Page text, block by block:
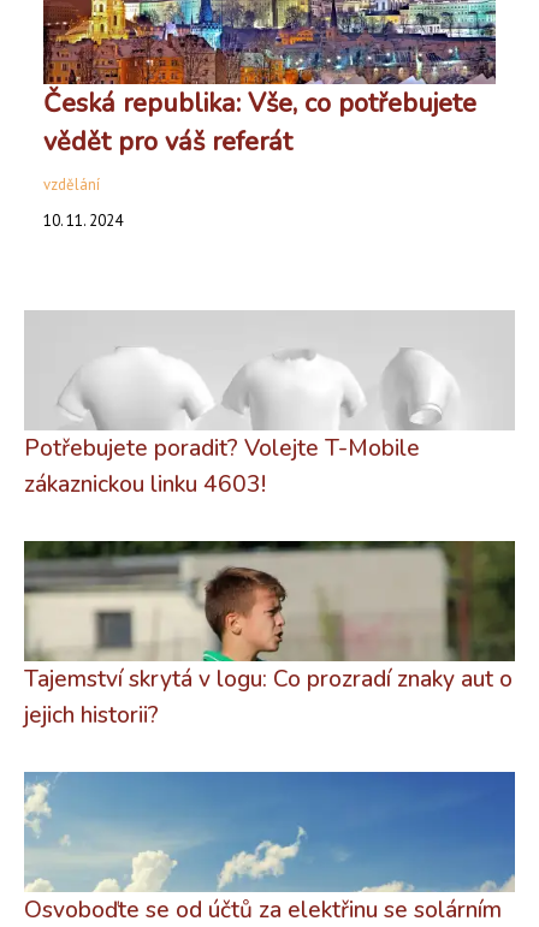
Česká republika: Vše, co potřebujete
vědět pro váš referát
vzdělání
10. 11. 2024
Potřebujete poradit? Volejte T-Mobile
zákaznickou linku 4603!
Tajemství skrytá v logu: Co prozradí znaky aut o
jejich historii?
Osvoboďte se od účtů za elektřinu se solárním